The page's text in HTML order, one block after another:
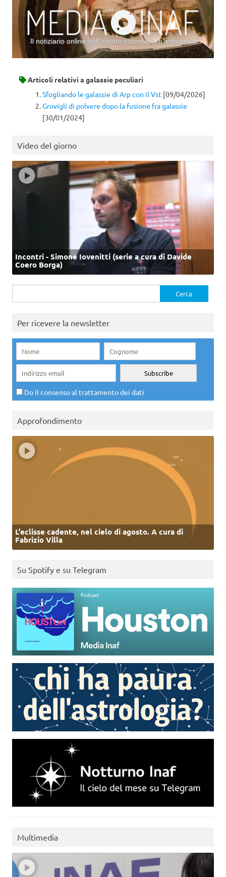
Il notiziario online dell’Istituto nazionale di astrofisica
Articoli relativi a galassie peculiari
Sfogliando le galassie di Arp con il Vst [09/04/2026]
Grovigli di polvere dopo la fusione fra galassie
[30/01/2024]
Video del giorno
Incontri - Simone Iovenitti (serie a cura di Davide
Coero Borga)
per:
Per ricevere la newsletter
Do il consenso al trattamento dei dati
Approfondimento
L’eclisse cadente, nel cielo di agosto. A cura di
Fabrizio Villa
Su Spotify e su Telegram
Multimedia